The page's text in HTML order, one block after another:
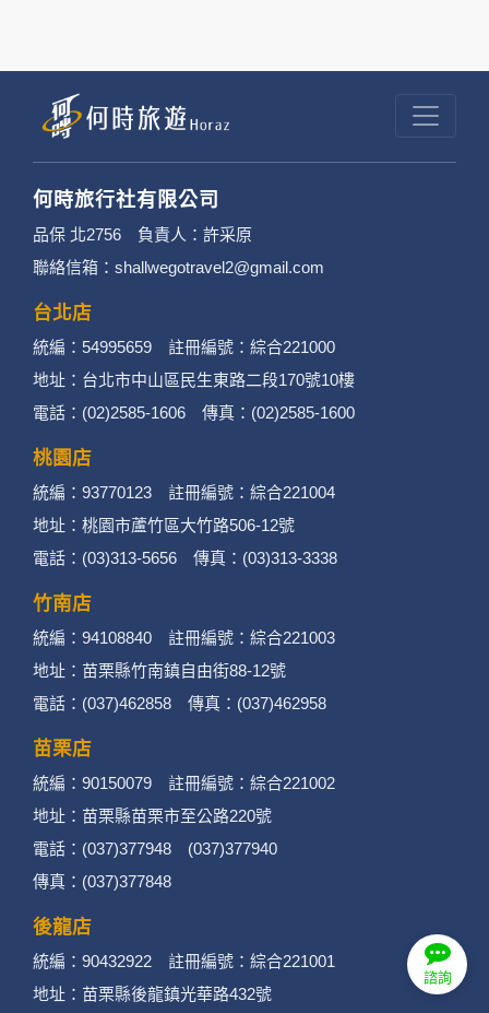
提供的個人資訊，這些廣告廠商或連結網站有其
個別的隱私權保護政策，其資料處理措施不適用
3. 您個人在何時旅行社有限公司旗下網站上的聊
天室或討論區中任意公開個人資料的行為，在非
經加密的保護下，不適用於何時旅行社有限公司
隱私權保護政策。
二、個資蒐集處理利用
2. 蒐集目的：提供本公司相關服務、行銷、客戶
管理、會員管理及其他與第三人合作之行銷推廣
活動。
3. 個人資料類別：
辨識個人者(包含但不限於中英文姓名、地
號、社群．媒體帳號、網路平台申請之帳
號及其他任何可辨識資料本人者等)。
辨識財務者(包含但不限於金融機構帳戶之
信用卡有效期限、個人之其他號碼或帳戶
諮詢
何時旅行社有限公司
品保 北2756 負責人：許采原
聯絡信箱：shallwegotravel2@gmail.com
台北店
統編：54995659 註冊編號：綜合221000
地址：台北市中山區民生東路二段170號10樓
電話：(02)2585-1606 傳真：(02)2585-1600
桃園店
統編：93770123 註冊編號：綜合221004
地址：桃園市蘆竹區大竹路506-12號
電話：(03)313-5656 傳真：(03)313-3338
竹南店
統編：94108840 註冊編號：綜合221003
地址：苗栗縣竹南鎮自由街88-12號
電話：(037)462858 傳真：(037)462958
苗栗店
統編：90150079 註冊編號：綜合221002
地址：苗栗縣苗栗市至公路220號
電話：(037)377948 (037)377940
傳真：(037)377848
後龍店
統編：90432922 註冊編號：綜合221001
地址：苗栗縣後龍鎮光華路432號